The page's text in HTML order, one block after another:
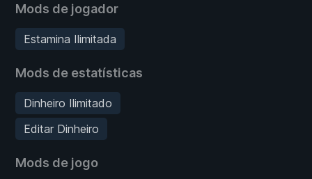
Mods de jogador
Estamina Ilimitada
Mods de estatísticas
Dinheiro Ilimitado
Editar Dinheiro
Mods de jogo